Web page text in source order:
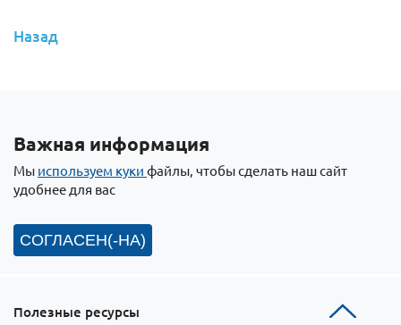
Назад
Важная информация
Мы используем куки файлы, чтобы сделать наш сайт
удобнее для вас
СОГЛАСЕН(-НА)
Полезные ресурсы